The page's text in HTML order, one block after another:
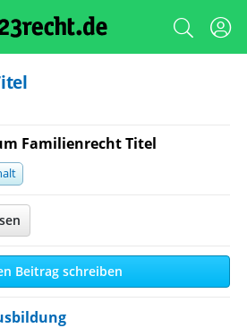
Familienrecht Titel
Beitrag schreiben